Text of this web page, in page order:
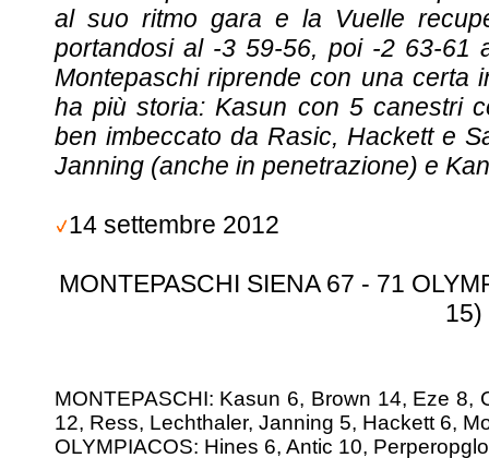
al suo ritmo gara e la Vuelle
portandosi al -3 59-56, poi -2 63-61
Montepaschi riprende con una certa
ha più storia: Kasun con 5 canestri
ben imbeccato da Rasic, Hackett e
Janning (anche in penetrazione) e
14 settembre 2012
MONTEPASCHI SIENA 67 - 71
15)
MONTEPASCHI: Kasun 6, Brown 14, Eze 8,
12, Ress, Lechthaler, Janning 5, Hackett 6,
OLYMPIACOS: Hines 6, Antic 10,